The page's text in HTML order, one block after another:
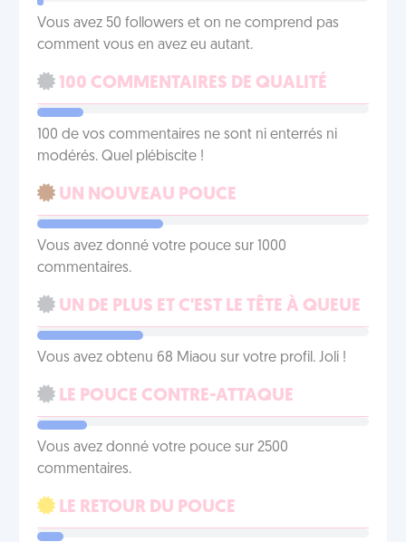
Vous avez 50 followers et on ne comprend pas
comment vous en avez eu autant.
100 COMMENTAIRES DE QUALITÉ
100 de vos commentaires ne sont ni enterrés ni
modérés. Quel plébiscite !
UN NOUVEAU POUCE
Vous avez donné votre pouce sur 1000
commentaires.
UN DE PLUS ET C'EST LE TÊTE À QUEUE
Vous avez obtenu 68 Miaou sur votre profil. Joli !
LE POUCE CONTRE-ATTAQUE
Vous avez donné votre pouce sur 2500
commentaires.
LE RETOUR DU POUCE